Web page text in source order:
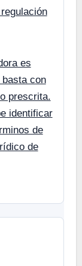
es
con
prescrita.
identificar
de
de